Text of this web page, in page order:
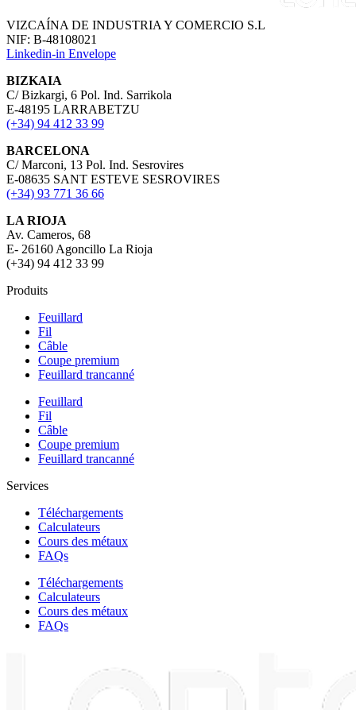
VIZCAÍNA DE INDUSTRIA Y COMERCIO S.L
NIF: B-48108021
Linkedin-in Envelope
BIZKAIA
C/ Bizkargi, 6 Pol. Ind. Sarrikola
E-48195 LARRABETZU
(+34) 94 412 33 99
BARCELONA
C/ Marconi, 13 Pol. Ind. Sesrovires
E-08635 SANT ESTEVE SESROVIRES
(+34) 93 771 36 66
LA RIOJA
Av. Cameros, 68
E- 26160 Agoncillo La Rioja
(+34) 94 412 33 99
Produits
Feuillard
Fil
Câble
Coupe premium
Feuillard trancanné
Feuillard
Fil
Câble
Coupe premium
Feuillard trancanné
Services
Téléchargements
Calculateurs
Cours des métaux
FAQs
Téléchargements
Calculateurs
Cours des métaux
FAQs